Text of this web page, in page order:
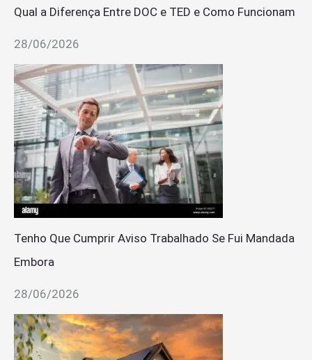
Qual a Diferença Entre DOC e TED e Como Funcionam
28/06/2026
Tenho Que Cumprir Aviso Trabalhado Se Fui Mandada
Embora
28/06/2026